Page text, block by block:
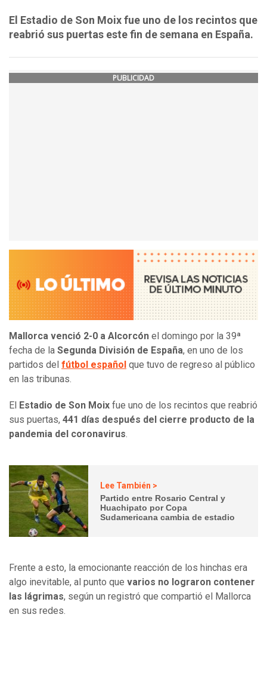
El Estadio de Son Moix fue uno de los recintos que
reabrió sus puertas este fin de semana en España.
PUBLICIDAD
Mallorca venció 2-0 a Alcorcón el domingo por la 39ª
fecha de la Segunda División de España, en uno de los
partidos del fútbol español que tuvo de regreso al público
en las tribunas.
El Estadio de Son Moix fue uno de los recintos que reabrió
sus puertas, 441 días después del cierre producto de la
pandemia del coronavirus.
Lee También >
Partido entre Rosario Central y
Huachipato por Copa
Sudamericana cambia de estadio
Frente a esto, la emocionante reacción de los hinchas era
algo inevitable, al punto que varios no lograron contener
las lágrimas, según un registró que compartió el Mallorca
en sus redes.